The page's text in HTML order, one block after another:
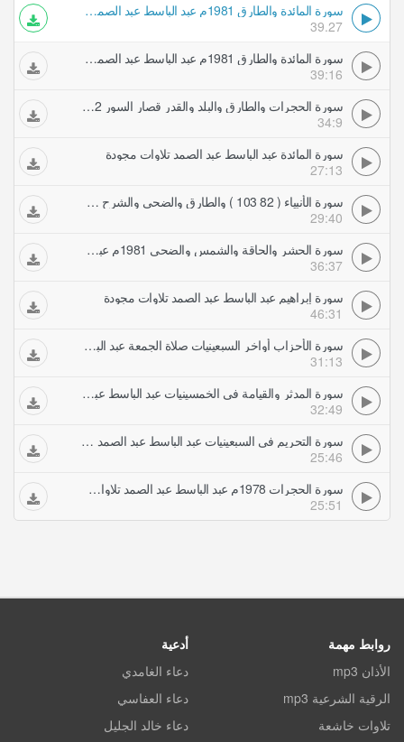
سورة المائدة والطارق 1981م عبد الباسط عبد الصمد تلاوات مجودة
39.27
سورة المائدة والطارق 1981م عبد الباسط عبد الصمد تلاوات مجودة
39:16
سورة الحجرات والطارق والبلد والقدر قصار السور 1972 عبد الباسط عبد الصمد تلاوات مجودة
34:9
سورة المائدة عبد الباسط عبد الصمد تلاوات مجودة
27:13
سورة الأنبياء ( 82 103 ) والطارق والضحى والشرح والقدر عبد الباسط عبد الصمد تلاوات مجودة
29:40
سورة الحشر والحاقة والشمس والضحى 1981م عبد الباسط عبد الصمد تلاوات مجودة
36:37
سورة إبراهيم عبد الباسط عبد الصمد تلاوات مجودة
46:31
سورة الأحزاب أواخر السبعينيات صلاة الجمعة عبد الباسط عبد الصمد تلاوات مجودة
31:13
سورة المدثر والقيامة فى الخمسينيات عبد الباسط عبد الصمد تلاوات مجودة
32:49
سورة التحريم فى السبعينيات عبد الباسط عبد الصمد تلاوات مجودة
25:46
سورة الحجرات 1978م عبد الباسط عبد الصمد تلاوات مجودة
25:51
روابط مهمة
الأذان mp3
الرقية الشرعية mp3
تلاوات خاشعة
أدعية
دعاء الغامدي
دعاء العفاسي
دعاء خالد الجليل